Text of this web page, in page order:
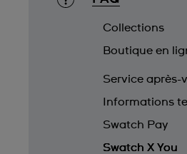
Collections
Boutique en
Service après-
Informations
Swatch Pay
Swatch X You